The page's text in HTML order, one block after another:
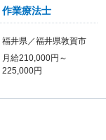
作業療法士
福井県／福井県敦賀市
月給210,000円～
225,000円